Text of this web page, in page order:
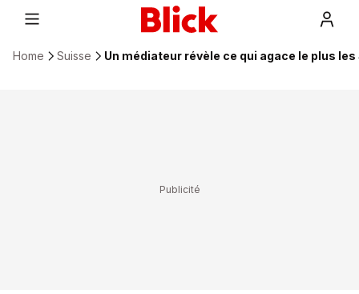
Home Suisse Un médiateur révèle ce qui agace le plus